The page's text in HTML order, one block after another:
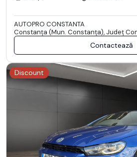
AUTOPRO CONSTANTA
Constanţa (Mun. Constanţa), Județ
Contactează
Discount